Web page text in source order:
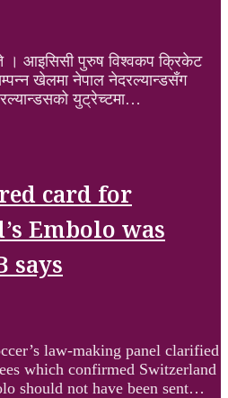
। आइसिसी पुरुष विश्वकप क्रिकेट
खेलमा नेपाल नेदरल्यान्डसँग
युट्रेच्टमा…
card for
Embolo was
says
law-making panel clarified
which confirmed Switzerland
should not have been sent…